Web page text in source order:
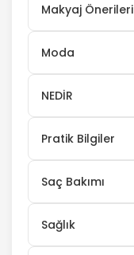
Makyaj Önerileri
Moda
NEDİR
Pratik Bilgiler
Saç Bakımı
Sağlık